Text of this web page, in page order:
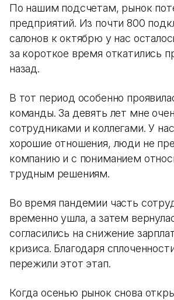
По нашим подсчетам, рынок
предприятий. Из почти 800
салонов к октябрю у нас
за короткое время откатились
назад.
В тот период особенно
команды. За девять лет мне
сотрудниками и коллегами. У
хорошие отношения, люди не
компанию и с пониманием
трудным решениям.
Во время пандемии часть
временно ушла, а затем
согласились на снижение
кризиса. Благодаря
пережили этот этап.
Когда осенью рынок снова